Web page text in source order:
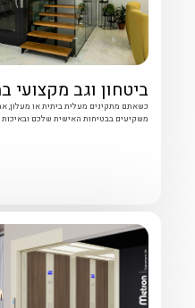
ביטחון וגב מקצועי
כשאתם מתקינים מעלית ביתית או מעלון,
משקיעים בבטיחות האישית שלכם